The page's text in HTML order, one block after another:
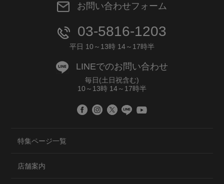
お問い合わせフォーム
03-5816-1203
平日 10～13時 14～17時半
LINEでのお問い合わせ
毎日(土日祝含む)
10～13時 14～17時半
特集ページ一覧
店舗案内